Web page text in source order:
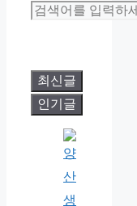
최신글
인기글